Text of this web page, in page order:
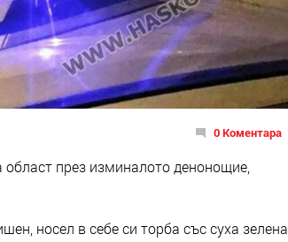
0 Коментара
през изминалото денонощие,
носел в себе си торба със суха зелена